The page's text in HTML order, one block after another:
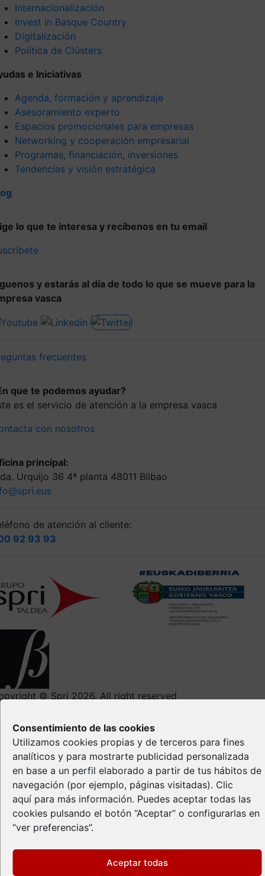
Consentimiento de las cookies
Utilizamos cookies propias y de terceros para fines
analíticos y para mostrarte publicidad personalizada
en base a un perfil elaborado a partir de tus hábitos de
navegación (por ejemplo, páginas visitadas). Clic
aquí para más información. Puedes aceptar todas las
cookies pulsando el botón “Aceptar” o configurarlas en
“ver preferencias”.
Aceptar todas
Internacionalización
Invest in Basque Country
Digitalización
Política de Clústers
e Iniciativas
Agenda, formación y aprendizaje
Asesoramiento experto
Espacios promocionales para empresas
Networking y cooperación empresarial
Programas, financiación, inversiones
Tendencias y visión estratégica
lo que te interesa y recíbenos en tu email
y estarás al día de todo lo que se mueve para la
vasca
frecuentes
que te podemos ayudar?
es el servicio de atención a la empresa vasca
con nosotros
principal:
Urquijo 36 4ª planta 48011 Bilbao
de atención al cliente:
92 93 93
© Spri 2026. All right reserved
Política de privacidad
Política de Cookies
Propiedad Intelectual